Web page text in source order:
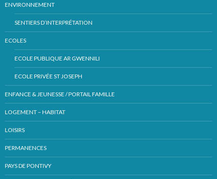
ENVIRONNEMENT
SENTIERS D’INTERPRÉTATION
ECOLES
ECOLE PUBLIQUE AR GWENNILI
ECOLE PRIVÉE ST JOSEPH
ENFANCE & JEUNESSE / PORTAIL FAMILLE
LOGEMENT – HABITAT
LOISIRS
PERMANENCES
PAYS DE PONTIVY